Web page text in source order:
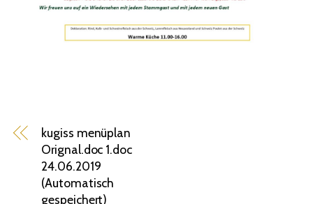
kugiss menüplan
Orignal.doc 1.doc
24.06.2019
(Automatisch
gespeichert)